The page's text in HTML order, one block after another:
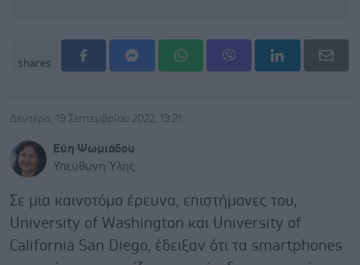
shares
Δευτέρα, 19 Σεπτεμβρίου 2022, 13:21
Εύη Ψωμιάδου
Υπεύθυνη Ύλης
Σε μια καινοτόμο έρευνα, επιστήμονες του,
University of Washington και University of
California San Diego, έδειξαν ότι τα smartphones